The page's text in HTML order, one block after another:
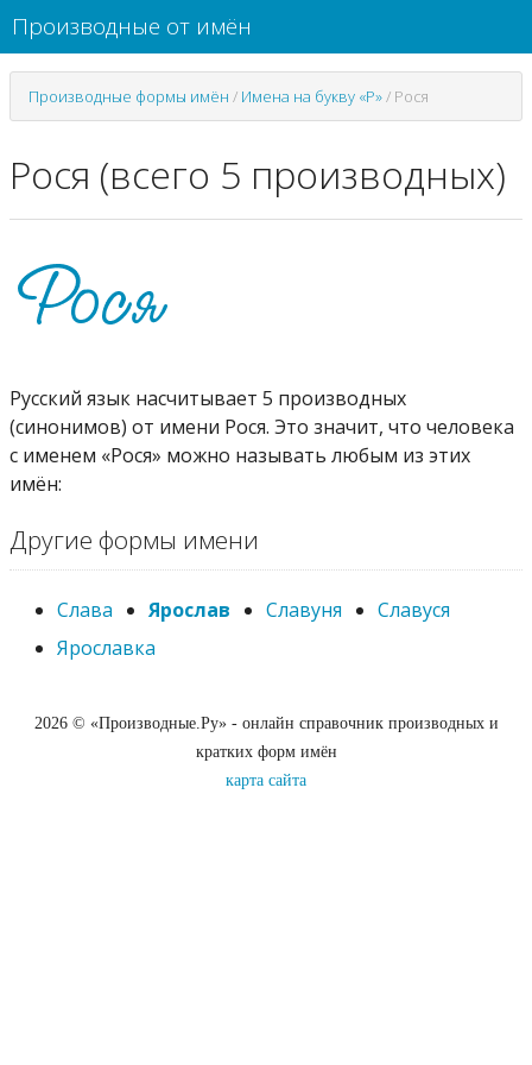
Производные от имён
Производные формы имён / Имена на букву «Р»/ Рося
Рося (всего 5 производных)
Русский язык насчитывает 5 производных
(синонимов) от имени Рося. Это значит, что человека
с именем «Рося» можно называть любым из этих
имён:
Другие формы имени
Слава Ярослав Славуня
Славуся
Ярославка
2026 © «Производные.Ру» - онлайн справочник производных и
кратких форм имён
карта сайта